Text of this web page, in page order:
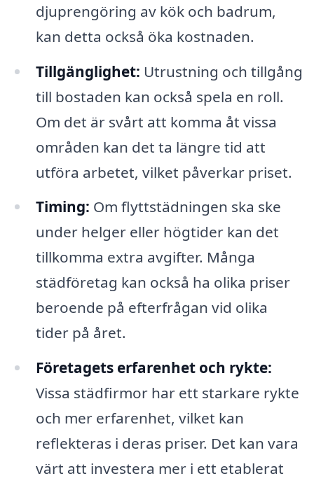
djuprengöring av kök och badrum,
kan detta också öka kostnaden.
Tillgänglighet: Utrustning och tillgång
till bostaden kan också spela en roll.
Om det är svårt att komma åt vissa
områden kan det ta längre tid att
utföra arbetet, vilket påverkar priset.
Timing: Om flyttstädningen ska ske
under helger eller högtider kan det
tillkomma extra avgifter. Många
städföretag kan också ha olika priser
beroende på efterfrågan vid olika
tider på året.
Företagets erfarenhet och rykte:
Vissa städfirmor har ett starkare rykte
och mer erfarenhet, vilket kan
reflekteras i deras priser. Det kan vara
värt att investera mer i ett etablerat